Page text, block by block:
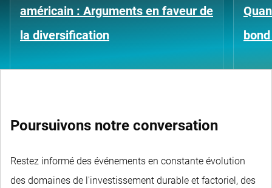
américain : Arguments en faveur de
la diversification
Poursuivons notre conversation
Restez informé des événements en constante évolution
des domaines de l'investissement durable et factoriel, des